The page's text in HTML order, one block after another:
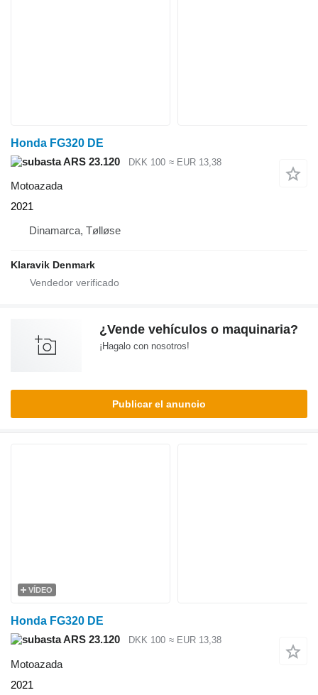
Honda FG320 DE
ARS 23.120
DKK 100 ≈ EUR 13,38
Motoazada
2021
Dinamarca, Tølløse
Klaravik Denmark
¿Vende vehículos o maquinaria?
¡Hagalo con nosotros!
Publicar el anuncio
VÍDEO
Honda FG320 DE
ARS 23.120
DKK 100 ≈ EUR 13,38
Motoazada
2021